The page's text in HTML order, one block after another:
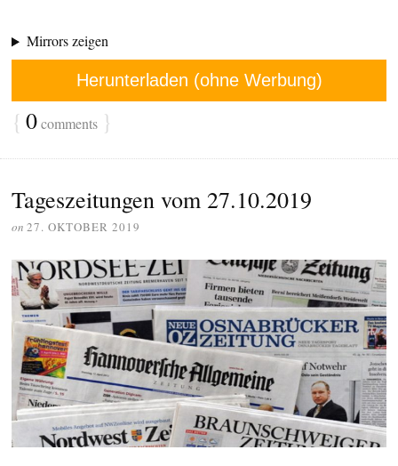
Mirrors zeigen
Herunterladen (ohne Werbung)
{ 0comments }
Tageszeitungen vom 27.10.2019
on 27. OKTOBER 2019